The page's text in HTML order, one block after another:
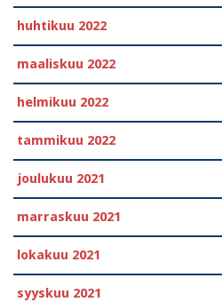
huhtikuu 2022
maaliskuu 2022
helmikuu 2022
tammikuu 2022
joulukuu 2021
marraskuu 2021
lokakuu 2021
syyskuu 2021